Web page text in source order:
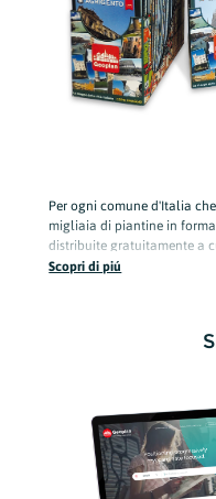
Per ogni comune d'Italia
migliaia di piantine in
distribuite gratuitamente a
zona proprio personale
Scopri di piú